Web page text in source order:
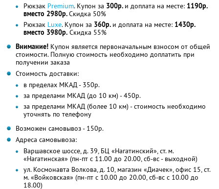
Рюкзак Premium. Купон за 300р. и доплата на месте: 1190р.
вместо 2980р.Скидка 50%
Рюкзак Luxe. Купон за 360р. и доплата на месте: 1430р.
вместо 3980р. Скидка 55%
Внимание! Купон является первоначальным взносом от общей
стоимости. Полную стоимость необходимо доплатить при
получении заказа
Стоимость доставки:
в пределах МКАД - 350р.
за пределами МКАД (до 10 км) - 450р.
за пределами МКАД (более 10 км) - стоимость необходимо
уточнять по телефону
Возможен самовывоз - 150р.
Адреса самовывоза:
Варшавское шоссе, д. 39, БЦ «Нагатинский», ст. м.
«Нагатинская» (пн-пт с 11.00 до 20.00, сб-вс - выходной)
ул. Космонавта Волкова, д. 10, магазин «Диачек», офис 15, ст.
м. «Войковская» (пн-пт с 10.00 до 20.00, сб-вс с 10.00 до
18.00)